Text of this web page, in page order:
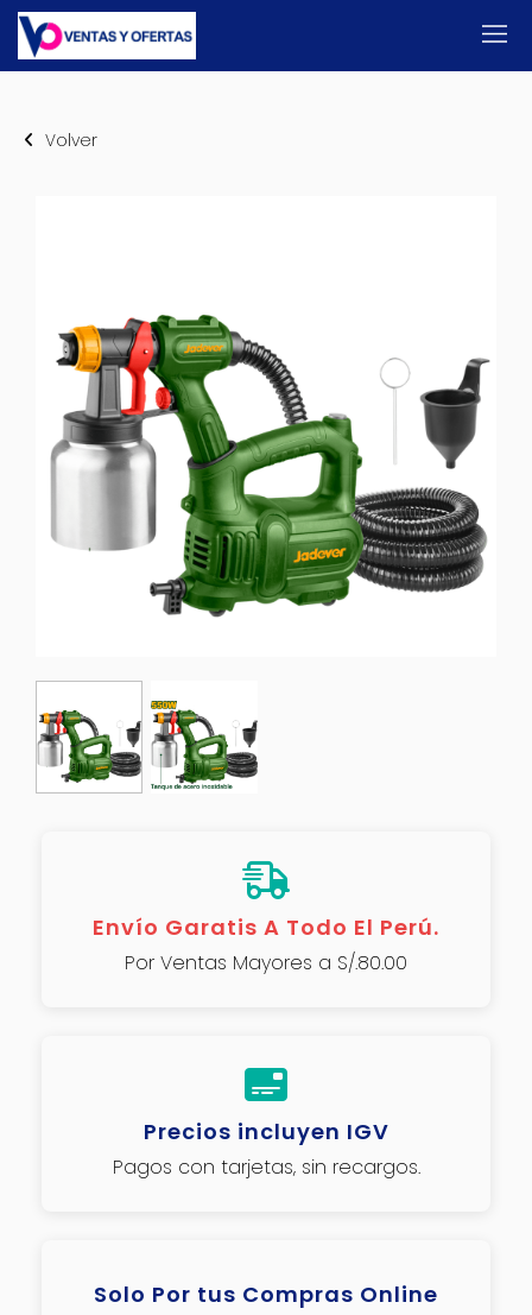
Volver
Envío Garatis A Todo El Perú.
Por Ventas Mayores a S/.80.00
Precios incluyen IGV
Pagos con tarjetas, sin recargos.
Solo Por tus Compras Online